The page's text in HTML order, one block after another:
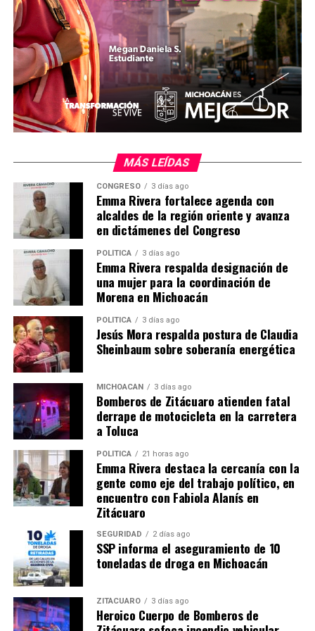
manteniendo el acceso bajo las dinámicas operativas
previamente establecidas por los organizadores.
Comparte con:
Me gusta esto:
Relacionado
Yuri llega al Palacio del Arte
con su gira “Icónica Tour”
para el Jalo Futbolero
19 junio, 2026
En "Michoacán"
Secretaría de Turismo de
Michoacán anuncia
Arte por el Jalo Futbolero
11 junio, 2026
En "Michoacán"
MÁS LEÍDAS
CONGRESO 3 días ago
Emma Rivera fortalece agenda con
alcaldes de la región oriente y avanza
en dictámenes del Congreso
POLÍTICA 3 días ago
Emma Rivera respalda designación de
una mujer para la coordinación de
Morena en Michoacán
POLÍTICA 3 días ago
Jesús Mora respalda postura de Claudia
Sheinbaum sobre soberanía energética
MICHOACÁN 3 días ago
Bomberos de Zitácuaro atienden fatal
derrape de motocicleta en la carretera
a Toluca
POLÍTICA 21 horas ago
Emma Rivera destaca la cercanía con la
gente como eje del trabajo político, en
encuentro con Fabiola Alanís en
Zitácuaro
SEGURIDAD 2 días ago
SSP informa el aseguramiento de 10
toneladas de droga en Michoacán
ZITÁCUARO 3 días ago
Heroico Cuerpo de Bomberos de